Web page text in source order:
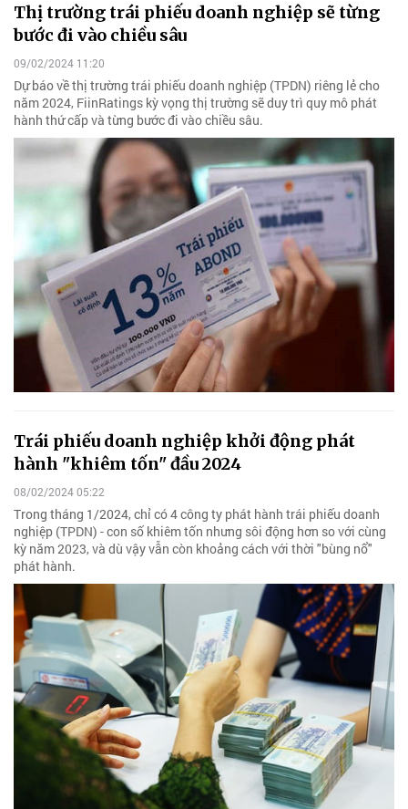
Thị trường trái phiếu doanh nghiệp sẽ từng
bước đi vào chiều sâu
09/02/2024 11:20
Dự báo về thị trường trái phiếu doanh nghiệp (TPDN) riêng lẻ cho
năm 2024, FiinRatings kỳ vọng thị trường sẽ duy trì quy mô phát
hành thứ cấp và từng bước đi vào chiều sâu.
Trái phiếu doanh nghiệp khởi động phát
hành "khiêm tốn" đầu 2024
08/02/2024 05:22
Trong tháng 1/2024, chỉ có 4 công ty phát hành trái phiếu doanh
nghiệp (TPDN) - con số khiêm tốn nhưng sôi động hơn so với cùng
kỳ năm 2023, và dù vậy vẫn còn khoảng cách với thời "bùng nổ"
phát hành.